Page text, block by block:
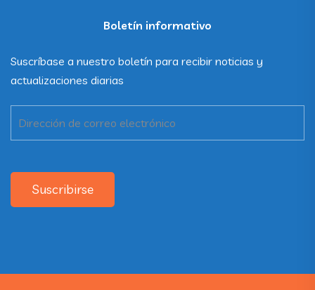
Boletín informativo
Suscríbase a nuestro boletín para recibir noticias y
actualizaciones diarias
Suscribirse